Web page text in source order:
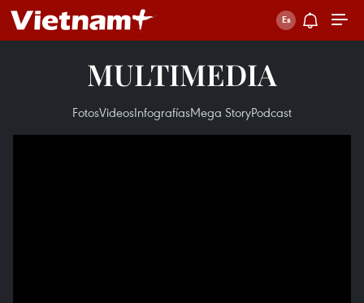
MULTIMEDIA
FotosVideosInfografíasMega StoryPodcast